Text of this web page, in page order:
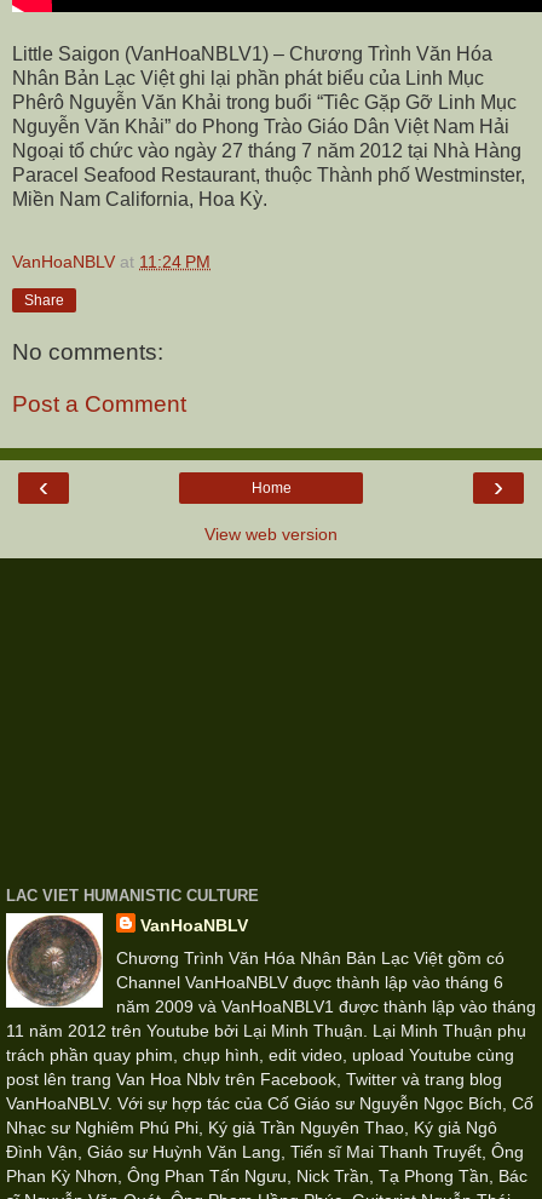
Little Saigon (VanHoaNBLV1) – Chương Trình Văn Hóa
Nhân Bản Lạc Việt ghi lại phần phát biểu của Linh Mục
Phêrô Nguyễn Văn Khải trong buổi “Tiêc Gặp Gỡ Linh Mục
Nguyễn Văn Khải” do Phong Trào Giáo Dân Việt Nam Hải
Ngoại tổ chức vào ngày 27 tháng 7 năm 2012 tại Nhà Hàng
Paracel Seafood Restaurant, thuộc Thành phố Westminster,
Miền Nam California, Hoa Kỳ.
VanHoaNBLV at 11:24 PM
Share
No comments:
Post a Comment
‹ ›
Home
View web version
LAC VIET HUMANISTIC CULTURE
VanHoaNBLV
Chương Trình Văn Hóa Nhân Bản Lạc Việt gồm có
Channel VanHoaNBLV đuợc thành lập vào tháng 6
năm 2009 và VanHoaNBLV1 được thành lập vào tháng
11 năm 2012 trên Youtube bởi Lại Minh Thuận. Lại Minh Thuận phụ
trách phần quay phim, chụp hình, edit video, upload Youtube cùng
post lên trang Van Hoa Nblv trên Facebook, Twitter và trang blog
VanHoaNBLV. Với sự hợp tác của Cố Giáo sư Nguyễn Ngọc Bích, Cố
Nhạc sư Nghiêm Phú Phi, Ký giả Trần Nguyên Thao, Ký giả Ngô
Đình Vận, Giáo sư Huỳnh Văn Lang, Tiến sĩ Mai Thanh Truyết, Ông
Phan Kỳ Nhơn, Ông Phan Tấn Ngưu, Nick Trần, Tạ Phong Tần, Bác